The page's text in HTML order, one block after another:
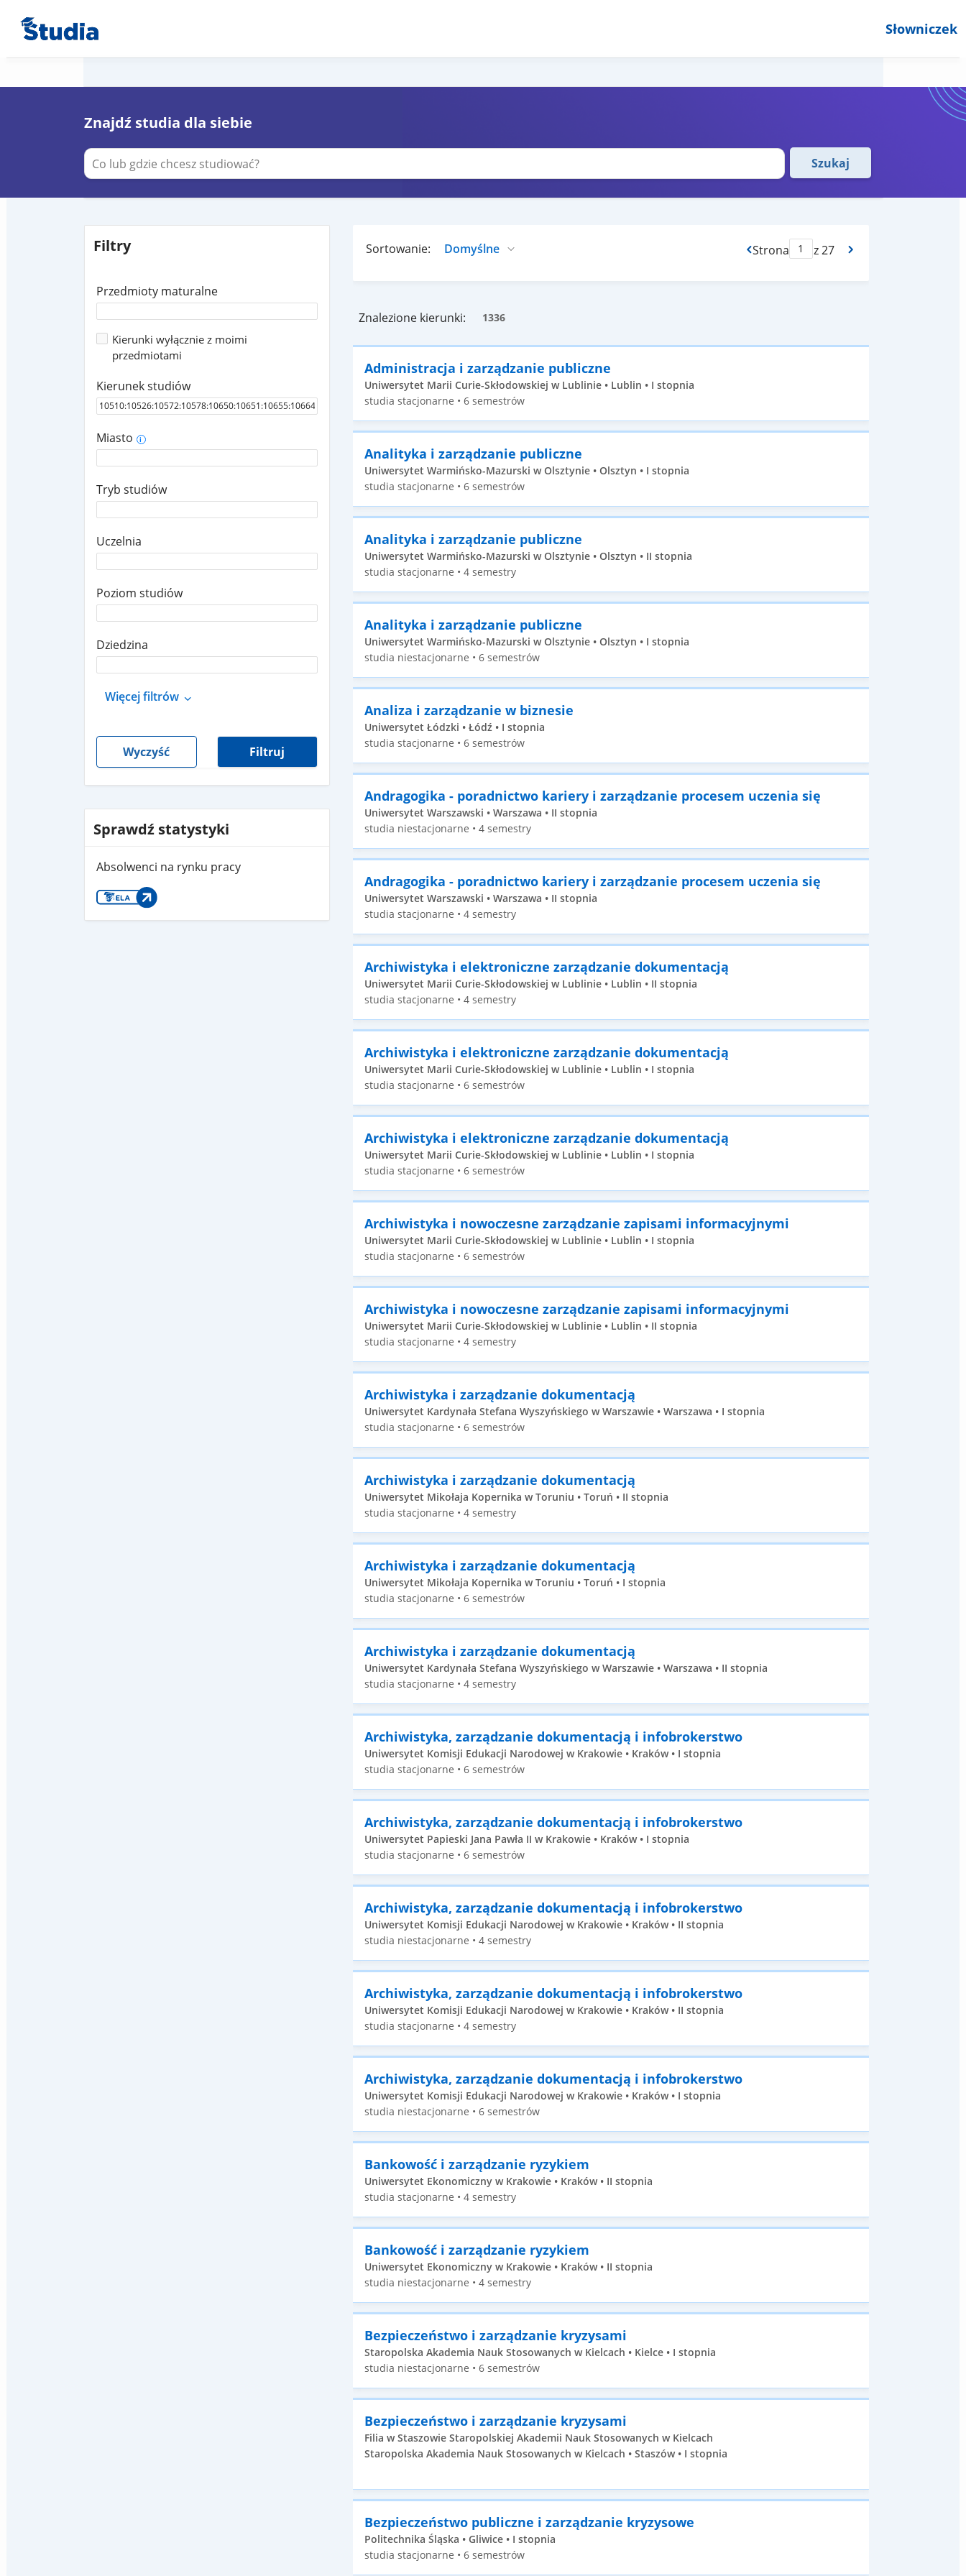
Słowniczek
Znajdź studia dla siebie
Szukaj
Filtry
Przedmioty maturalne
Kierunki wyłącznie z moimi
przedmiotami
Kierunek studiów
Miasto i
Tryb studiów
Uczelnia
Poziom studiów
Dziedzina
Więcej filtrów
Wyczyść Filtruj
Sprawdź statystyki
Absolwenci na rynku pracy
Sortowanie: Strona z 27
Znalezione kierunki: 1336
Administracja i zarządzanie publiczne
Uniwersytet Marii Curie-Skłodowskiej w Lublinie • Lublin • I stopnia
studia stacjonarne • 6 semestrów
Analityka i zarządzanie publiczne
Uniwersytet Warmińsko-Mazurski w Olsztynie • Olsztyn • I stopnia
studia stacjonarne • 6 semestrów
Analityka i zarządzanie publiczne
Uniwersytet Warmińsko-Mazurski w Olsztynie • Olsztyn • II stopnia
studia stacjonarne • 4 semestry
Analityka i zarządzanie publiczne
Uniwersytet Warmińsko-Mazurski w Olsztynie • Olsztyn • I stopnia
studia niestacjonarne • 6 semestrów
Analiza i zarządzanie w biznesie
Uniwersytet Łódzki • Łódź • I stopnia
studia stacjonarne • 6 semestrów
Andragogika - poradnictwo kariery i zarządzanie procesem uczenia się
Uniwersytet Warszawski • Warszawa • II stopnia
studia niestacjonarne • 4 semestry
Andragogika - poradnictwo kariery i zarządzanie procesem uczenia się
Uniwersytet Warszawski • Warszawa • II stopnia
studia stacjonarne • 4 semestry
Archiwistyka i elektroniczne zarządzanie dokumentacją
Uniwersytet Marii Curie-Skłodowskiej w Lublinie • Lublin • II stopnia
studia stacjonarne • 4 semestry
Archiwistyka i elektroniczne zarządzanie dokumentacją
Uniwersytet Marii Curie-Skłodowskiej w Lublinie • Lublin • I stopnia
studia stacjonarne • 6 semestrów
Archiwistyka i elektroniczne zarządzanie dokumentacją
Uniwersytet Marii Curie-Skłodowskiej w Lublinie • Lublin • I stopnia
studia stacjonarne • 6 semestrów
Archiwistyka i nowoczesne zarządzanie zapisami informacyjnymi
Uniwersytet Marii Curie-Skłodowskiej w Lublinie • Lublin • I stopnia
studia stacjonarne • 6 semestrów
Archiwistyka i nowoczesne zarządzanie zapisami informacyjnymi
Uniwersytet Marii Curie-Skłodowskiej w Lublinie • Lublin • II stopnia
studia stacjonarne • 4 semestry
Archiwistyka i zarządzanie dokumentacją
Uniwersytet Kardynała Stefana Wyszyńskiego w Warszawie • Warszawa • I stopnia
studia stacjonarne • 6 semestrów
Archiwistyka i zarządzanie dokumentacją
Uniwersytet Mikołaja Kopernika w Toruniu • Toruń • II stopnia
studia stacjonarne • 4 semestry
Archiwistyka i zarządzanie dokumentacją
Uniwersytet Mikołaja Kopernika w Toruniu • Toruń • I stopnia
studia stacjonarne • 6 semestrów
Archiwistyka i zarządzanie dokumentacją
Uniwersytet Kardynała Stefana Wyszyńskiego w Warszawie • Warszawa • II stopnia
studia stacjonarne • 4 semestry
Archiwistyka, zarządzanie dokumentacją i infobrokerstwo
Uniwersytet Komisji Edukacji Narodowej w Krakowie • Kraków • I stopnia
studia stacjonarne • 6 semestrów
Archiwistyka, zarządzanie dokumentacją i infobrokerstwo
Uniwersytet Papieski Jana Pawła II w Krakowie • Kraków • I stopnia
studia stacjonarne • 6 semestrów
Archiwistyka, zarządzanie dokumentacją i infobrokerstwo
Uniwersytet Komisji Edukacji Narodowej w Krakowie • Kraków • II stopnia
studia niestacjonarne • 4 semestry
Archiwistyka, zarządzanie dokumentacją i infobrokerstwo
Uniwersytet Komisji Edukacji Narodowej w Krakowie • Kraków • II stopnia
studia stacjonarne • 4 semestry
Archiwistyka, zarządzanie dokumentacją i infobrokerstwo
Uniwersytet Komisji Edukacji Narodowej w Krakowie • Kraków • I stopnia
studia niestacjonarne • 6 semestrów
Bankowość i zarządzanie ryzykiem
Uniwersytet Ekonomiczny w Krakowie • Kraków • II stopnia
studia stacjonarne • 4 semestry
Bankowość i zarządzanie ryzykiem
Uniwersytet Ekonomiczny w Krakowie • Kraków • II stopnia
studia niestacjonarne • 4 semestry
Bezpieczeństwo i zarządzanie kryzysami
Staropolska Akademia Nauk Stosowanych w Kielcach • Kielce • I stopnia
studia niestacjonarne • 6 semestrów
Bezpieczeństwo i zarządzanie kryzysami
Filia w Staszowie Staropolskiej Akademii Nauk Stosowanych w Kielcach
Staropolska Akademia Nauk Stosowanych w Kielcach • Staszów • I stopnia
Bezpieczeństwo publiczne i zarządzanie kryzysowe
Politechnika Śląska • Gliwice • I stopnia
studia stacjonarne • 6 semestrów